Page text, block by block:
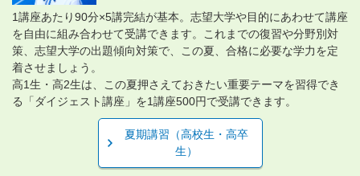
1講座あたり90分×5講完結が基本。志望大学や目的にあわせて講座
を自由に組み合わせて受講できます。これまでの復習や分野別対
策、志望大学の出題傾向対策で、この夏、合格に必要な学力を定
着させましょう。
高1生・高2生は、この夏押さえておきたい重要テーマを習得でき
る「ダイジェスト講座」を1講座500円で受講できます。
夏期講習（高校生・高卒
生）